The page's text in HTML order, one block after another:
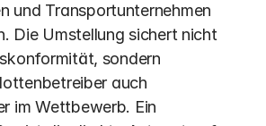
und Transportunternehmen
Die Umstellung sichert nicht
sondern
auch
im Wettbewerb. Ein